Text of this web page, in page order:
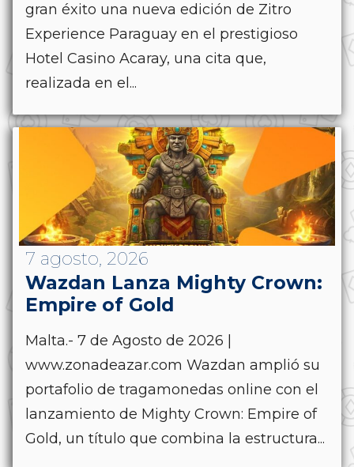
gran éxito una nueva edición de Zitro
Experience Paraguay en el prestigioso
Hotel Casino Acaray, una cita que,
realizada en el...
7 agosto, 2026
Wazdan Lanza Mighty Crown:
Empire of Gold
Malta.- 7 de Agosto de 2026 |
www.zonadeazar.com Wazdan amplió su
portafolio de tragamonedas online con el
lanzamiento de Mighty Crown: Empire of
Gold, un título que combina la estructura...